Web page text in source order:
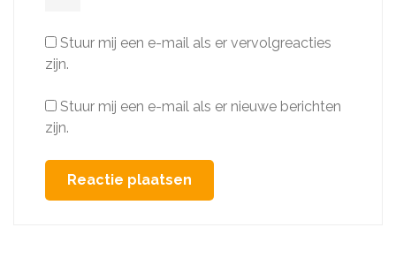
Stuur mij een e-mail als er vervolgreacties
zijn.
Stuur mij een e-mail als er nieuwe berichten
zijn.